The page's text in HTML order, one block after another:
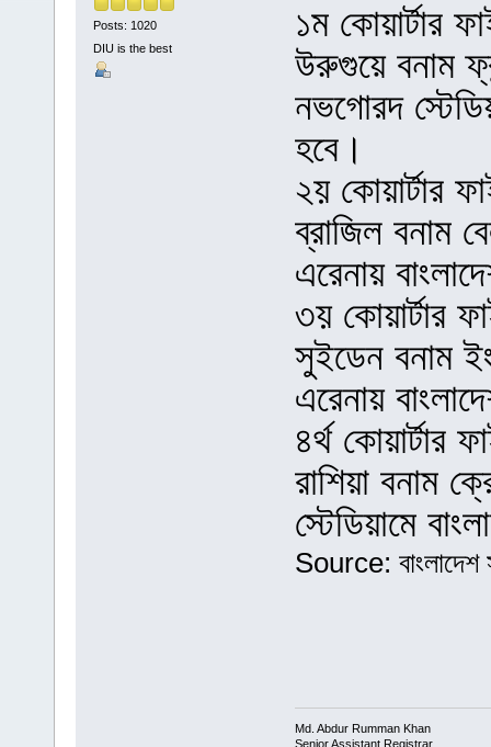
Posts: 1020
DIU is the best
১ম কোয়ার্টার
উরুগুয়ে বনাম
নভগোরদ
হবে।
২য় কোয়ার্টার
ব্রাজিল বনাম
এরেনায়
৩য় কোয়ার্টার
সুইডেন বনাম
এরেনায়
৪র্থ কোয়ার্টার
রাশিয়া বনাম
স্টেডিয়ামে
Source:
Md. Abdur Rumman Khan
Senior Assistant Registrar